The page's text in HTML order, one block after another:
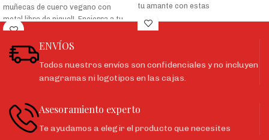
muñecas de cuero vegano con
metal libre de niquel! Encierra a tu
amante con estas esposas sexys,
efectivas y cómodas. Un accesorio
clásico para tus juegos de
esclavitud.
Estas esposas tienen la estética
elegante que buscas a la vez de una
efectividad absoluta. Doble capa y
tu amante con estas
ENVÍOS
Todos nuestros envíos son confidenciales y no incluyen
anagramas ni logotipos en las cajas.
Asesoramiento experto
Te ayudamos a elegir el producto que necesites